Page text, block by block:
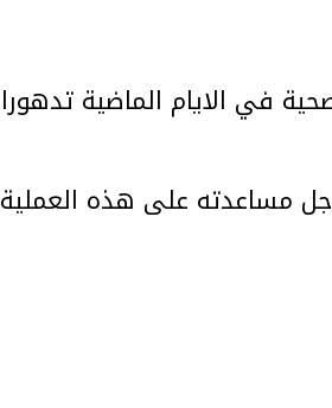
في الايام الماضية تدهورا
مساعدته على هذه العملية